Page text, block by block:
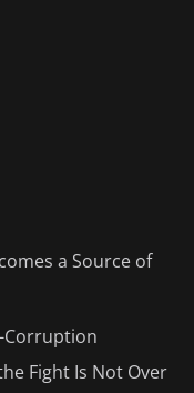
a Source of
Corruption
Fight Is Not Over